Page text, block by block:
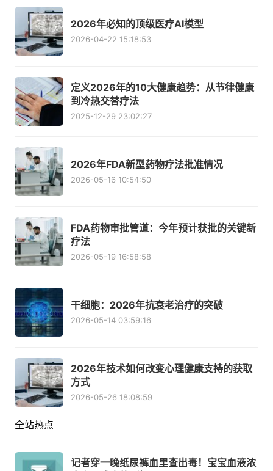
2026年必知的顶级医疗AI模型
2026-04-22 15:18:53
定义2026年的10大健康趋势：从节律健康
到冷热交替疗法
2025-12-29 23:02:27
2026年FDA新型药物疗法批准情况
2026-05-16 10:54:50
FDA药物审批管道：今年预计获批的关键新
疗法
2026-05-19 16:58:58
干细胞：2026年抗衰老治疗的突破
2026-05-14 03:59:16
2026年技术如何改变心理健康支持的获取
方式
2026-05-26 18:08:59
全站热点
记者穿一晚纸尿裤血里查出毒！宝宝血液浓